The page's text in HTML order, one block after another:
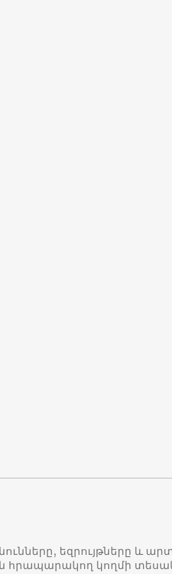
եզրույթները և
հրապարակող կողմի